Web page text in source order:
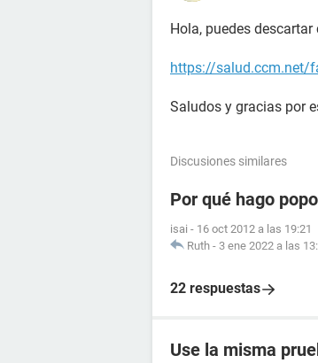
Hola, puedes
https://salud.ccm.net/
Saludos y gracias por
Discusiones similares
Por qué hago
isai - 16 oct 2012 a las 19:21
Ruth - 3 ene 2022 a las
22 respuestas
Use la misma